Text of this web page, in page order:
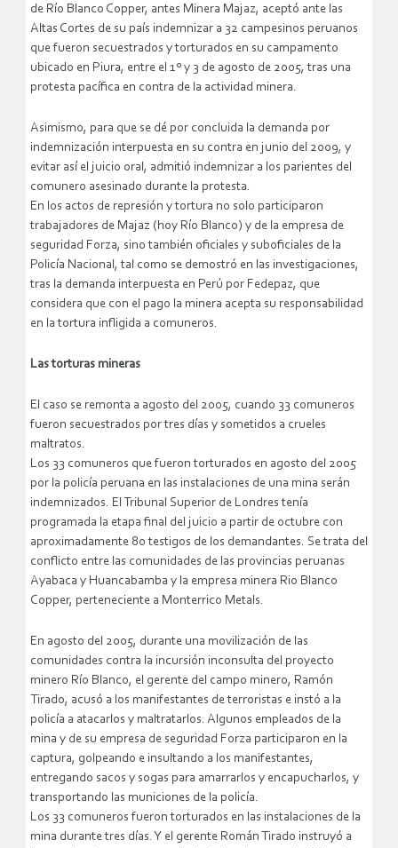
de Río Blanco Copper, antes Minera Majaz, aceptó ante las
Altas Cortes de su país indemnizar a 32 campesinos peruanos
que fueron secuestrados y torturados en su campamento
ubicado en Piura, entre el 1º y 3 de agosto de 2005, tras una
protesta pacífica en contra de la actividad minera.
Asimismo, para que se dé por concluida la demanda por
indemnización interpuesta en su contra en junio del 2009, y
evitar así el juicio oral, admitió indemnizar a los parientes del
comunero asesinado durante la protesta.
En los actos de represión y tortura no solo participaron
trabajadores de Majaz (hoy Río Blanco) y de la empresa de
seguridad Forza, sino también oficiales y suboficiales de la
Policía Nacional, tal como se demostró en las investigaciones,
tras la demanda interpuesta en Perú por Fedepaz, que
considera que con el pago la minera acepta su responsabilidad
en la tortura infligida a comuneros.
Las torturas mineras
El caso se remonta a agosto del 2005, cuando 33 comuneros
fueron secuestrados por tres días y sometidos a crueles
maltratos.
Los 33 comuneros que fueron torturados en agosto del 2005
por la policía peruana en las instalaciones de una mina serán
indemnizados. El Tribunal Superior de Londres tenía
programada la etapa final del juicio a partir de octubre con
aproximadamente 80 testigos de los demandantes. Se trata del
conflicto entre las comunidades de las provincias peruanas
Ayabaca y Huancabamba y la empresa minera Rio Blanco
Copper, perteneciente a Monterrico Metals.
En agosto del 2005, durante una movilización de las
comunidades contra la incursión inconsulta del proyecto
minero Río Blanco, el gerente del campo minero, Ramón
Tirado, acusó a los manifestantes de terroristas e instó a la
policía a atacarlos y maltratarlos. Algunos empleados de la
mina y de su empresa de seguridad Forza participaron en la
captura, golpeando e insultando a los manifestantes,
entregando sacos y sogas para amarrarlos y encapucharlos, y
transportando las municiones de la policía.
Los 33 comuneros fueron torturados en las instalaciones de la
mina durante tres días. Y el gerente Román Tirado instruyó a